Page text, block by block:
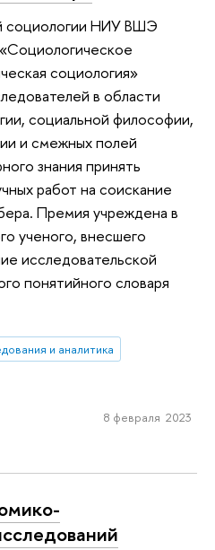
социологии НИУ ВШЭ
социология»
в области
социальной философии,
и смежных полей
знания принять
работ на соискание
Премия учреждена в
ученого, внесшего
исследовательской
понятийного словаря
и аналитика
8 февраля 2023